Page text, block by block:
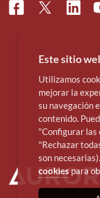
FacebookTwitter
Este sitio
Utilizamos
mejorar la
su navegación
contenido.
"Configurar las
"Rechazar
son
cookies para